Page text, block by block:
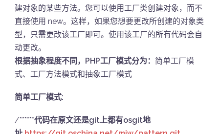
建对象的某些方法。您可以使用工厂类创建对象，而不
直接使用 new。这样，如果您想要更改所创建的对象类
型，只需更改该工厂即可。使用该工厂的所有代码会自
动更改。
根据抽象程度不同，PHP工厂模式分为： 简单工厂模
式、工厂方法模式和抽象工厂模式
简单工厂模式:
/******代码在原文还是git上都有osgit地